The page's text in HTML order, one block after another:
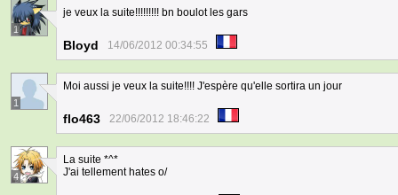
1
je veux la suite!!!!!!!!! bn boulot les gars
Bloyd 14/06/2012 00:34:55
1
Moi aussi je veux la suite!!!! J'espère qu'elle sortira un jour
flo463 22/06/2012 18:46:22
4
La suite *^*
J'ai tellement hates o/